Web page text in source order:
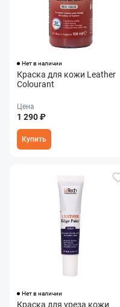
Нет в наличии
Краска для кожи Leather
Colourant
Цена
1 290 ₽
Купить
Нет в наличии
Краска для уреза кожи